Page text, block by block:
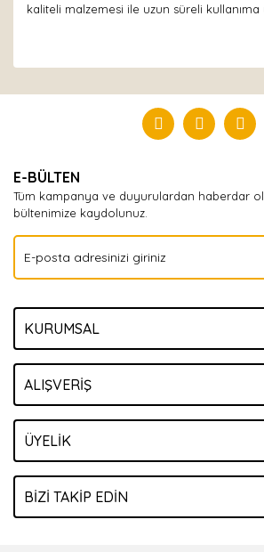
kaliteli malzemesi ile uzun süreli kullanıma
Yorum Yaz
E-BÜLTEN
Tüm kampanya ve duyurulardan haberdar
bültenimize kaydolunuz.
KURUMSAL
ALIŞVERİŞ
ÜYELİK
BİZİ TAKİP EDİN